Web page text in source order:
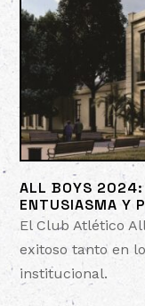
ALL BOYS 2024:
ENTUSIASMA Y
El Club Atlético
exitoso tanto en
institucional.